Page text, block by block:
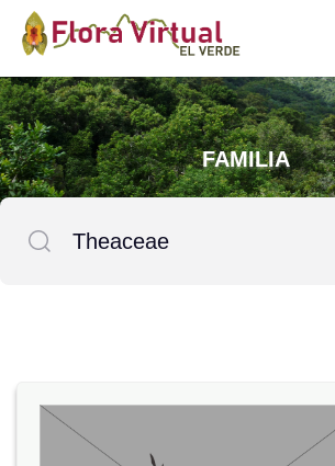
FAMILIA